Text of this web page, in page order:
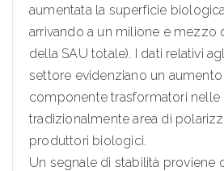
aumentata la superficie
arrivando a un milione e mezzo
della SAU totale). I dati relativi
settore evidenziano un
componente trasformatori nelle
tradizionalmente area di
produttori biologici.
Un segnale di stabilità proviene